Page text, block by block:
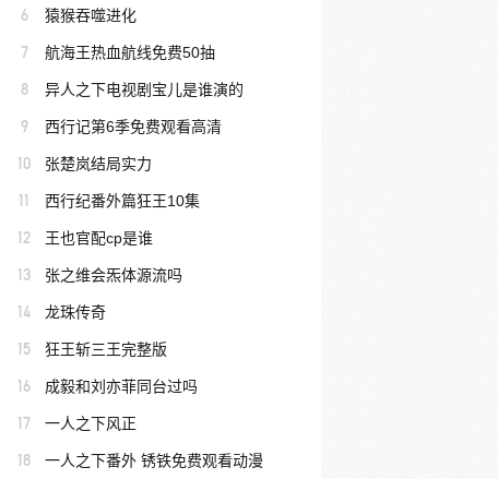
6 猿猴吞噬进化
7 航海王热血航线免费50抽
8 异人之下电视剧宝儿是谁演的
9 西行记第6季免费观看高清
10 张楚岚结局实力
11 西行纪番外篇狂王10集
12 王也官配cp是谁
13 张之维会炁体源流吗
14 龙珠传奇
15 狂王斩三王完整版
16 成毅和刘亦菲同台过吗
17 一人之下风正
18 一人之下番外 锈铁免费观看动漫